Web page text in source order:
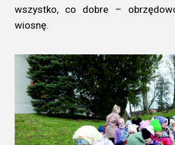
wszystko, co dobre –
wiosnę.